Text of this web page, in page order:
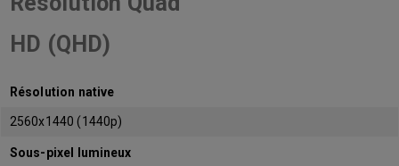
HD (QHD)
Résolution native
2560x1440 (1440p)
Sous-pixel lumineux